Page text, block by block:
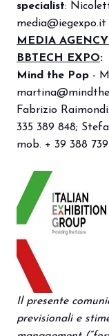
specialist:
media@iegexpo.it
MEDIA
BBTECH EXPO:
Mind the Pop -
Fabrizio Raimondi:
335 389 848;
mob. + 39 388 739
Il presente
previsionali e